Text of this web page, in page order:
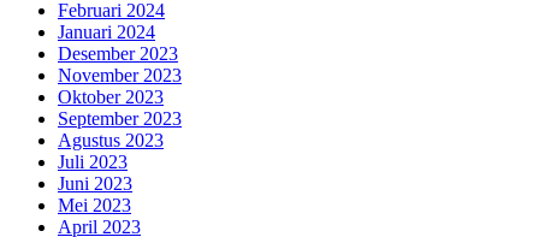
Februari 2024
Januari 2024
Desember 2023
November 2023
Oktober 2023
September 2023
Agustus 2023
Juli 2023
Juni 2023
Mei 2023
April 2023